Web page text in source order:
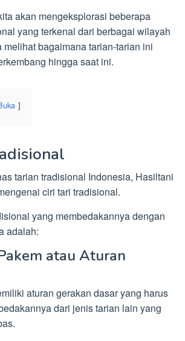
akan mengeksplorasi beberapa
yang terkenal dari berbagai wilayah
melihat bagaimana tarian-tarian ini
hingga saat ini.
tarian tradisional Indonesia, Hasiltani
ciri tari tradisional.
yang membedakannya dengan
adalah:
atau Aturan
aturan gerakan dasar yang harus
dari jenis tarian lain yang